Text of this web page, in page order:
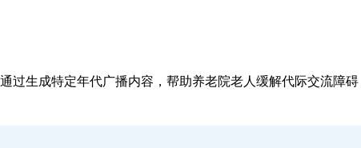
过生成特定年代广播内容，帮助养老院老人缓解代际交流障